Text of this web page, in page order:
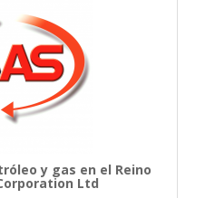
y gas en el Reino
Ltd